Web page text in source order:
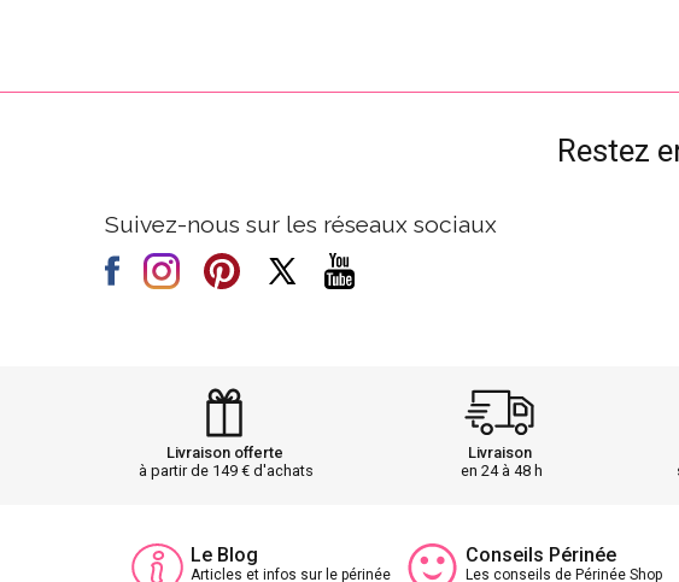
Restez
Suivez-nous sur les réseaux sociaux
Livraison offerte
à partir de 149 € d'achats
Livraison
en 24 à 48 h
Le Blog
Articles et infos sur le périnée
Conseils Périnée
Les conseils de Périnée Shop